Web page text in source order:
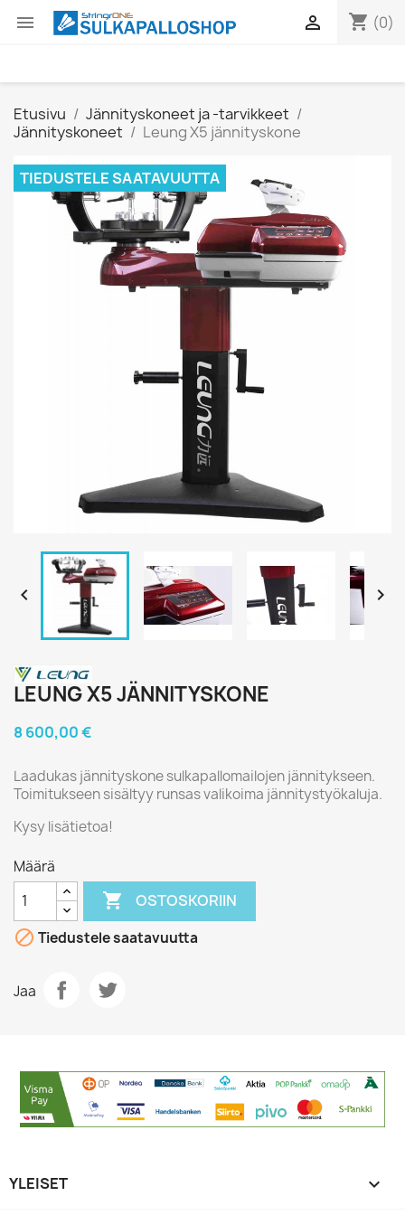
 shopping_cart (0)

Etusivu
Jännityskoneet ja -tarvikkeet
Jännityskoneet
Leung X5 jännityskone
TIEDUSTELE SAATAVUUTTA
 
LEUNG X5 JÄNNITYSKONE
8 600,00 €
Laadukas jännityskone sulkapallomailojen jännitykseen.
Toimitukseen sisältyy runsas valikoima jännitystyökaluja.
Kysy lisätietoa!
Määrä
 OSTOSKORIIN
 Tiedustele saatavuutta
Jaa
YLEISET 